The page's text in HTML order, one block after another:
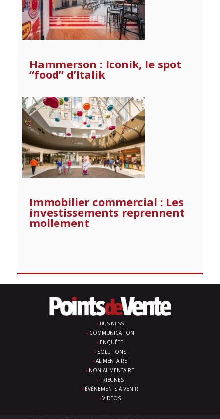
Hammerson : Iconik, le spot
“food” d’Italik
Immobilier commercial : Les
investissements reprennent
mollement
BUSINESS
COMMUNICATION
ENQUÊTE
SOLUTIONS
ALIMENTAIRE
NON ALIMENTAIRE
TRIBUNES
ÉVÉNEMENTS À VENIR
VIDÉOS